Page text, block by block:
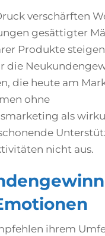
verschärften
gesättigter
Produkte
die
die heute am
ohne
als
nicht aus.
ihrem